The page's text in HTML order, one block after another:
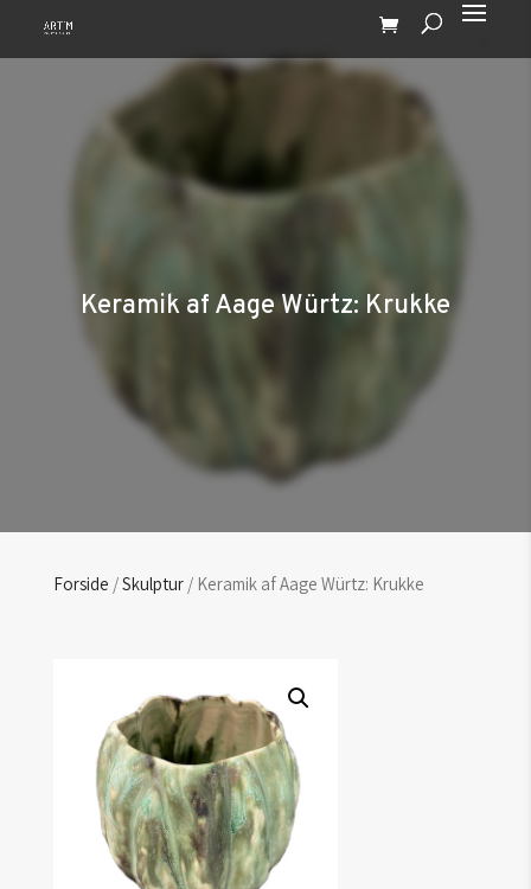
Keramik af Aage Würtz: Krukke
Forside /Skulptur/ Keramik af Aage Würtz: Krukke